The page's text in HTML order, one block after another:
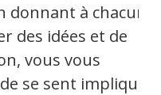
donnant à chacun
des idées et de
vous vous
se sent impliqué